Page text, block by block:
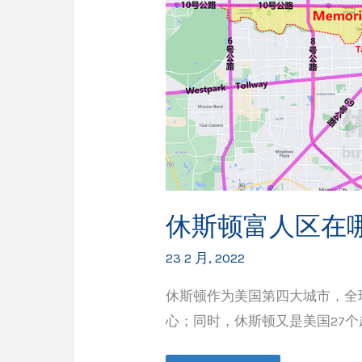
休斯顿富人区在
23 2 月, 2022
休斯顿作为美国第四大城市，
心；同时，休斯顿又是美国27